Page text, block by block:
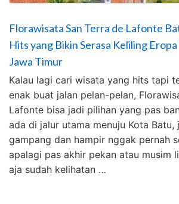
Florawisata San Terra de Lafonte
Hits yang Bikin Serasa Keliling
Jawa Timur
Kalau lagi cari wisata yang hits tapi
enak buat jalan pelan-pelan,
Lafonte bisa jadi pilihan yang pas
ada di jalur utama menuju Kota Batu,
gampang dan hampir nggak pernah
apalagi pas akhir pekan atau musim
aja sudah kelihatan …